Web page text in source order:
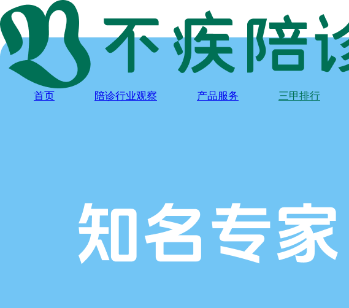
首页 陪诊行业观察 产品服务 三甲排行